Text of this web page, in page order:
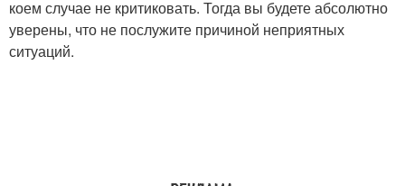
коем случае не критиковать. Тогда вы будете абсолютно
уверены, что не послужите причиной неприятных
ситуаций.